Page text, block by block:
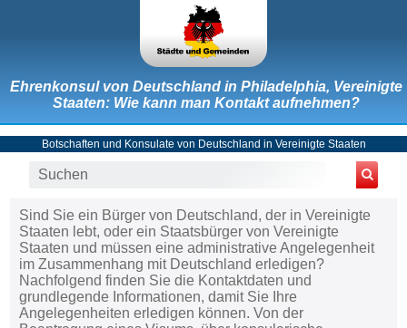
Ehrenkonsul von Deutschland in Philadelphia, Vereinigte
Staaten: Wie kann man Kontakt aufnehmen?
Botschaften und Konsulate von Deutschland in Vereinigte Staaten
Sind Sie ein Bürger von Deutschland, der in Vereinigte
Staaten lebt, oder ein Staatsbürger von Vereinigte
Staaten und müssen eine administrative Angelegenheit
im Zusammenhang mit Deutschland erledigen?
Nachfolgend finden Sie die Kontaktdaten und
grundlegende Informationen, damit Sie Ihre
Angelegenheiten erledigen können. Von der